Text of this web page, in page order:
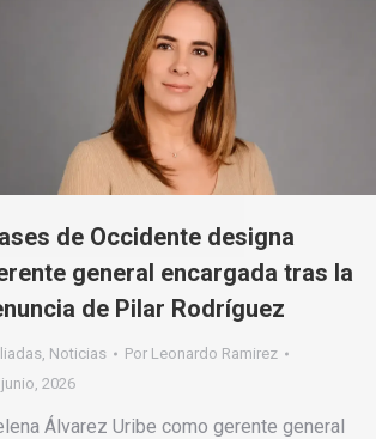
de Occidente designa
general encargada tras la
de Pilar Rodríguez
, Noticias Por Leonardo Ramirez
2026
Álvarez Uribe como gerente general